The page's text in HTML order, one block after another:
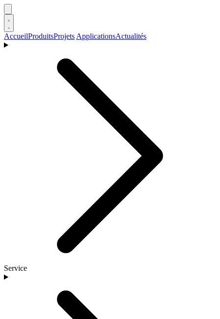
AccueilProduitsProjets ApplicationsActualités
Service